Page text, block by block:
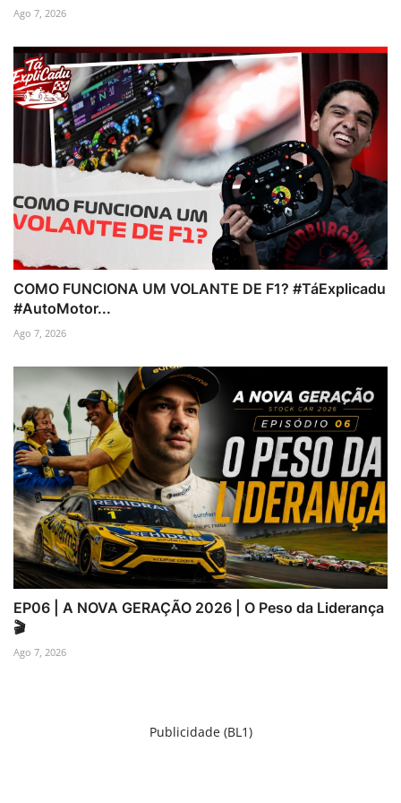
Ago 7, 2026
COMO FUNCIONA UM VOLANTE DE F1? #TáExplicadu
#AutoMotor...
Ago 7, 2026
EP06 | A NOVA GERAÇÃO 2026 | O Peso da Liderança
🎬
Ago 7, 2026
Publicidade (BL1)